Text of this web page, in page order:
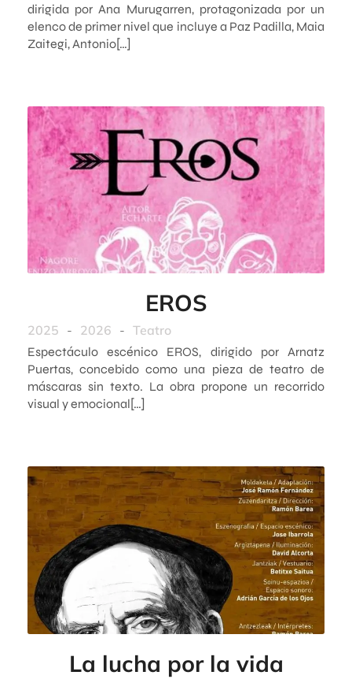
dirigida por Ana Murugarren, protagonizada por un
elenco de primer nivel que incluye a Paz Padilla, Maia
Zaitegi, Antonio[…]
EROS
2025 - 2026 - Teatro
Espectáculo escénico EROS, dirigido por Arnatz
Puertas, concebido como una pieza de teatro de
máscaras sin texto. La obra propone un recorrido
visual y emocional[…]
La lucha por la vida